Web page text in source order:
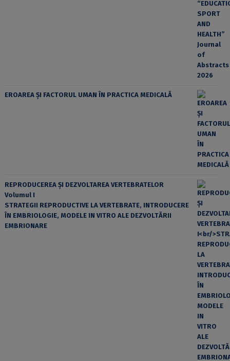
EROAREA ȘI FACTORUL UMAN ÎN PRACTICA MEDICALĂ
REPRODUCEREA ȘI DEZVOLTAREA VERTEBRATELOR
Volumul I
STRATEGII REPRODUCTIVE LA VERTEBRATE, INTRODUCERE
ÎN EMBRIOLOGIE, MODELE IN VITRO ALE DEZVOLTĂRII
EMBRIONARE